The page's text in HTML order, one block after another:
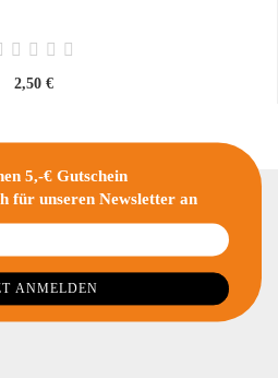
2,50 €
5,-€ Gutschein
für unseren Newsletter an